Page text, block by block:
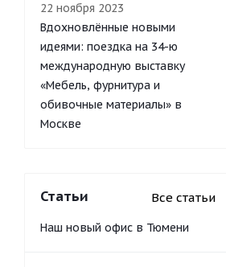
22 ноября 2023
Вдохновлённые новыми
идеями: поездка на 34-ю
международную выставку
«Мебель, фурнитура и
обивочные материалы» в
Москве
Статьи Все статьи
Наш новый офис в Тюмени